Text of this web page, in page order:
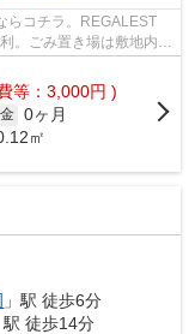
らコチラ。REGALEST
。ごみ置き場は敷地内に
等：3,000円 )
0ヶ月
㎡
」駅 徒歩6分
駅 徒歩14分